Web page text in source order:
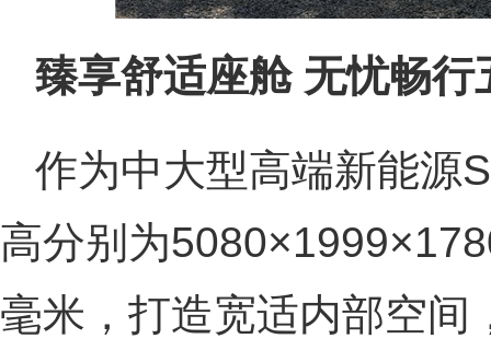
臻享舒适座舱 无忧畅行
作为中大型高端新能源
高分别为‌
毫米，打造宽适内部空间